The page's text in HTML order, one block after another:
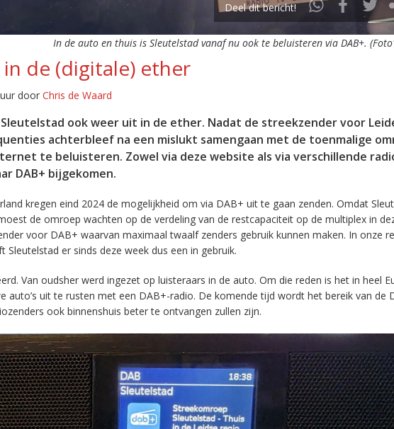
Deel dit bericht!
In de auto en thuis is Sleutelstad vanaf nu ook te beluisteren via DAB+.
de (digitale) ether
door Chris de Waard
ook weer uit in de ether. Nadat de streekzender voor
achterbleef na een mislukt samengaan met de toenmalige
te beluisteren. Zowel via deze website als via verschillende
DAB+ bijgekomen.
kregen eind 2024 de mogelijkheid om via DAB+ uit te gaan zenden. Omdat
de omroep wachten op de verdeling van de restcapaciteit op de multiplex in
voor DAB+ waarvan maximaal twaalf zenders gebruik kunnen maken. In onze
er sinds deze week dus een in gebruik.
Van oudsher werd ingezet op luisteraars in de auto. Om die reden is het in heel
auto’s uit te rusten met een DAB+-radio. De komende tijd wordt het bereik van de
ook binnenshuis beter te ontvangen zullen zijn.